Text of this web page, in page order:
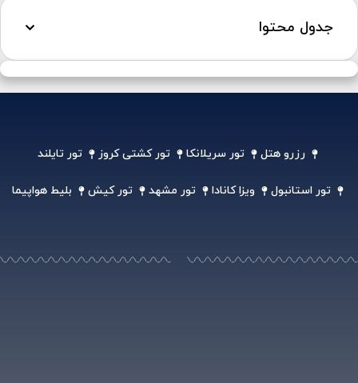
جدول محتوا
رزرو هتل تور سریلانکا تور کشتی کروز تور تایلند
تور استانبول ویزا کانادا تور مشهد تور کیش بلیط هواپیما